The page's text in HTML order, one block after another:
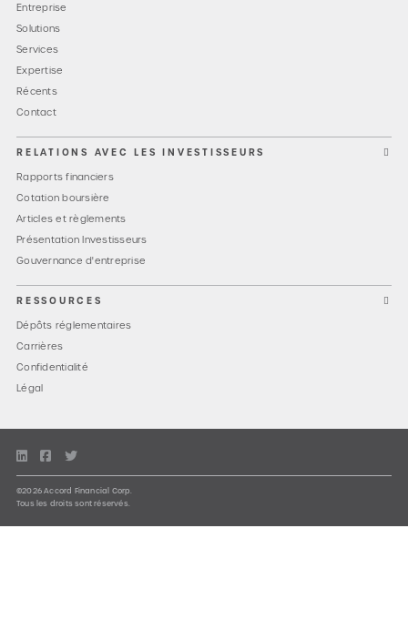
Entreprise
Solutions
Services
Expertise
Récents
Contact
RELATIONS AVEC LES INVESTISSEURS
Rapports financiers
Cotation boursière
Articles et règlements
Présentation Investisseurs
Gouvernance d'entreprise
RESSOURCES
Dépôts réglementaires
Carrières
Confidentialité
Légal
©2026 Accord Financial Corp.
Tous les droits sont réservés.